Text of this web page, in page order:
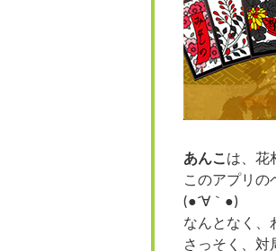
あんこは、花
このアプリの
(●´∀｀●)
なんとなく、
さっそく、対